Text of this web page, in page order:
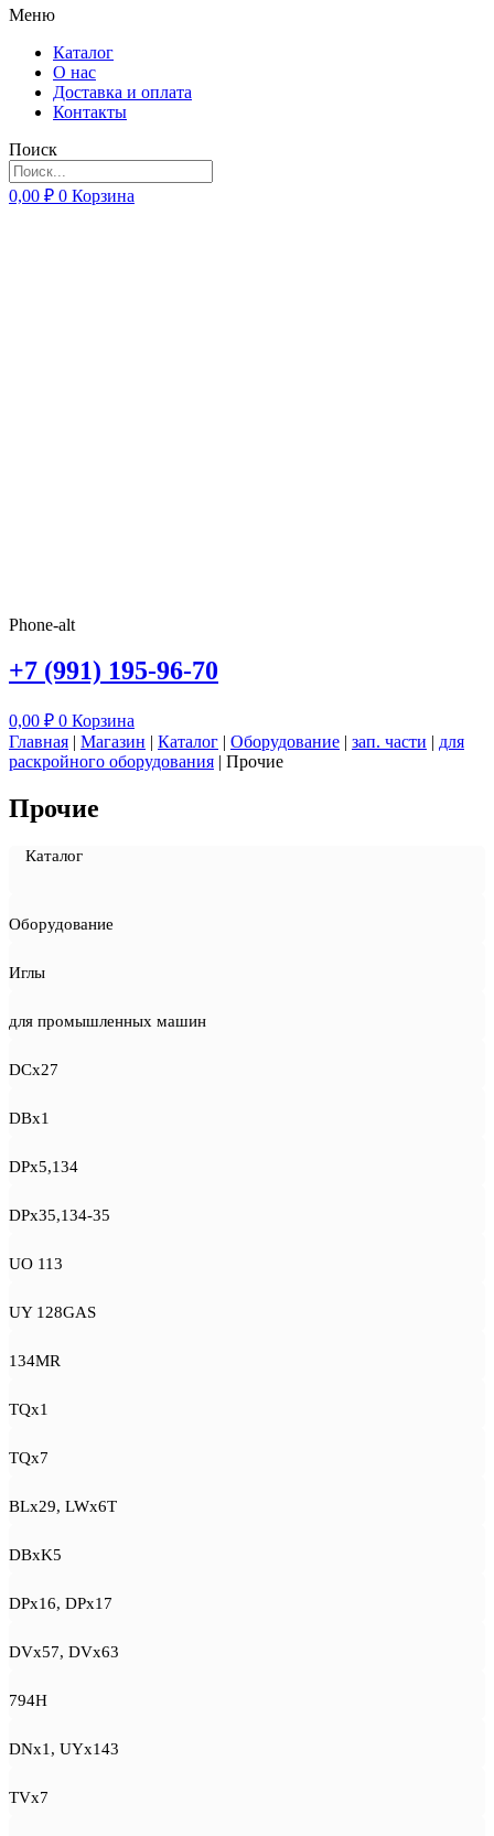
Меню
Каталог
О нас
Доставка и оплата
Контакты
Поиск
0,00 ₽ 0 Корзина
Phone-alt
+7 (991) 195-96-70
0,00 ₽ 0 Корзина
Главная | Магазин | Каталог | Оборудование | зап. части | для
раскройного оборудования | Прочие
Прочие
Каталог
Оборудование
Иглы
для промышленных машин
DCx27
DBx1
DPx5,134
DPx35,134-35
UO 113
UY 128GAS
134MR
TQx1
TQx7
BLx29, LWx6T
DBxK5
DPx16, DPx17
DVx57, DVx63
794H
DNx1, UYx143
TVx7